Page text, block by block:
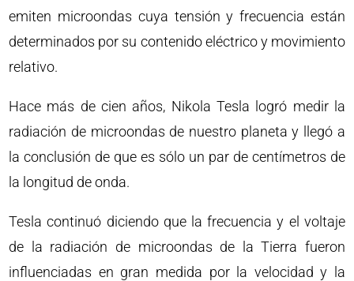
emiten microondas cuya tensión y frecuencia están
determinados por su contenido eléctrico y movimiento
relativo.
Hace más de cien años, Nikola Tesla logró medir la
radiación de microondas de nuestro planeta y llegó a
la conclusión de que es sólo un par de centímetros de
la longitud de onda.
Tesla continuó diciendo que la frecuencia y el voltaje
de la radiación de microondas de la Tierra fueron
influenciadas en gran medida por la velocidad y la